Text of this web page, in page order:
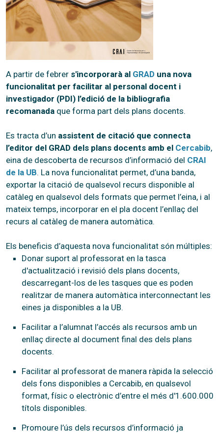
A partir de febrer s'incorporarà al GRAD una nova
funcionalitat per facilitar al personal docent i
investigador (PDI) l’edició de la bibliografia
recomanada que forma part dels plans docents.
Es tracta d’un assistent de citació que connecta
l’editor del GRAD dels plans docents amb el Cercabib,
eina de descoberta de recursos d’informació del CRAI
de la UB. La nova funcionalitat permet, d’una banda,
exportar la citació de qualsevol recurs disponible al
catàleg en qualsevol dels formats que permet l’eina, i al
mateix temps, incorporar en el pla docent l’enllaç del
recurs al catàleg de manera automàtica.
Els beneficis d’aquesta nova funcionalitat són múltiples:
Donar suport al professorat en la tasca
d'actualització i revisió dels plans docents,
descarregant-los de les tasques que es poden
realitzar de manera automàtica interconnectant les
eines ja disponibles a la UB.
Facilitar a l’alumnat l’accés als recursos amb un
enllaç directe al document final des dels plans
docents.
Facilitar al professorat de manera ràpida la selecció
dels fons disponibles a Cercabib, en qualsevol
format, físic o electrònic d’entre el més d'1.600.000
títols disponibles.
Promoure l’ús dels recursos d’informació ja